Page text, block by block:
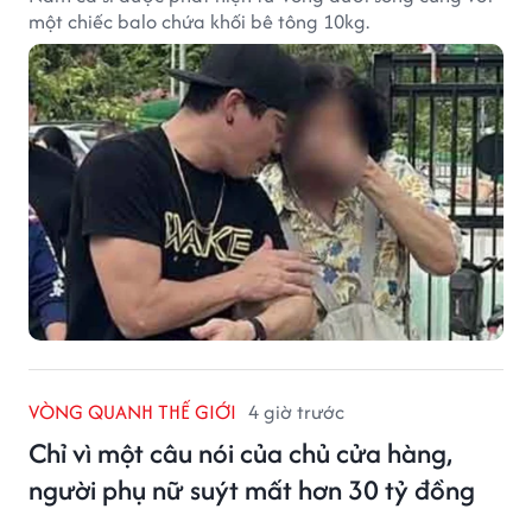
một chiếc balo chứa khối bê tông 10kg.
VÒNG QUANH THẾ GIỚI 4 giờ trước
Chỉ vì một câu nói của chủ cửa hàng,
người phụ nữ suýt mất hơn 30 tỷ đồng